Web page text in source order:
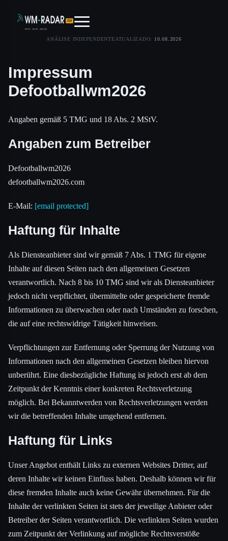
ANÁLISE INDEPENDENTEATUALIZADO: 10.08.2026
Impressum
Defootballwm2026
Angaben gemäß 5 TMG und 18 Abs. 2 MStV.
Angaben zum Betreiber
Defootballwm2026
defootballwm2026.com
E-Mail: [email protected]
Haftung für Inhalte
Als Diensteanbieter sind wir gemäß 7 Abs. 1 TMG für eigene
Inhalte auf diesen Seiten nach den allgemeinen Gesetzen
verantwortlich. Nach 8 bis 10 TMG sind wir als Diensteanbieter
jedoch nicht verpflichtet, übermittelte oder gespeicherte fremde
Informationen zu überwachen oder nach Umständen zu forschen,
die auf eine rechtswidrige Tätigkeit hinweisen.
Verpflichtungen zur Entfernung oder Sperrung der Nutzung von
Informationen nach den allgemeinen Gesetzen bleiben hiervon
unberührt. Eine diesbezügliche Haftung ist jedoch erst ab dem
Zeitpunkt der Kenntnis einer konkreten Rechtsverletzung
möglich. Bei Bekanntwerden von Rechtsverletzungen werden
wir die betreffenden Inhalte umgehend entfernen.
Haftung für Links
Unser Angebot enthält Links zu externen Websites Dritter, auf
deren Inhalte wir keinen Einfluss haben. Deshalb können wir für
diese fremden Inhalte auch keine Gewähr übernehmen. Für die
Inhalte der verlinkten Seiten ist stets der jeweilige Anbieter oder
Betreiber der Seiten verantwortlich. Die verlinkten Seiten wurden
zum Zeitpunkt der Verlinkung auf mögliche Rechtsverstöße